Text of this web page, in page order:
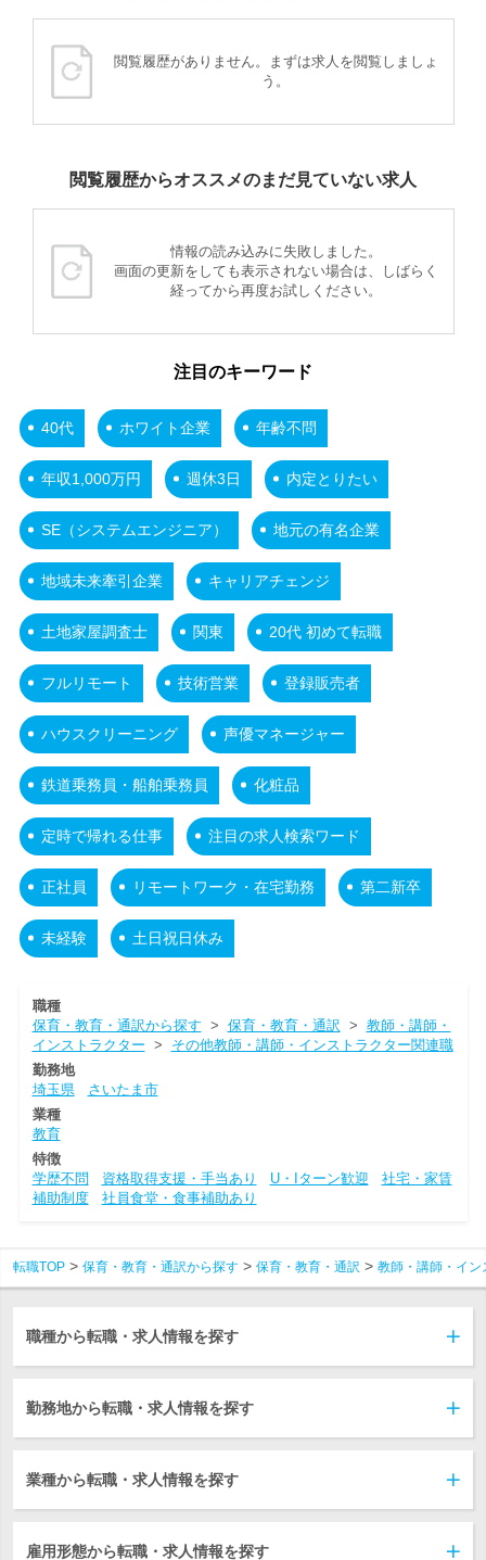
閲覧履歴がありません。まずは求人を閲覧しましょ
う。
閲覧履歴からオススメのまだ見ていない求人
情報の読み込みに失敗しました。
画面の更新をしても表示されない場合は、しばらく
経ってから再度お試しください。
注目のキーワード
40代 ホワイト企業 年齢不問
年収1,000万円 週休3日 内定とりたい
SE（システムエンジニア） 地元の有名企業
地域未来牽引企業 キャリアチェンジ
土地家屋調査士 関東 20代 初めて転職
フルリモート 技術営業 登録販売者
ハウスクリーニング 声優マネージャー
鉄道乗務員・船舶乗務員 化粧品
定時で帰れる仕事 注目の求人検索ワード
正社員 リモートワーク・在宅勤務 第二新卒
未経験 土日祝日休み
職種
保育・教育・通訳から探す > 保育・教育・通訳 > 教師・講師・
インストラクター > その他教師・講師・インストラクター関連職
勤務地
埼玉県
さいたま市
業種
教育
特徴
学歴不問
資格取得支援・手当あり U・Iターン歓迎
社宅・家賃
補助制度
社員食堂・食事補助あり
転職TOP 保育・教育・通訳から探す 保育・教育・通訳 教師・講師・イン
職種から転職・求人情報を探す
勤務地から転職・求人情報を探す
業種から転職・求人情報を探す
雇用形態から転職・求人情報を探す